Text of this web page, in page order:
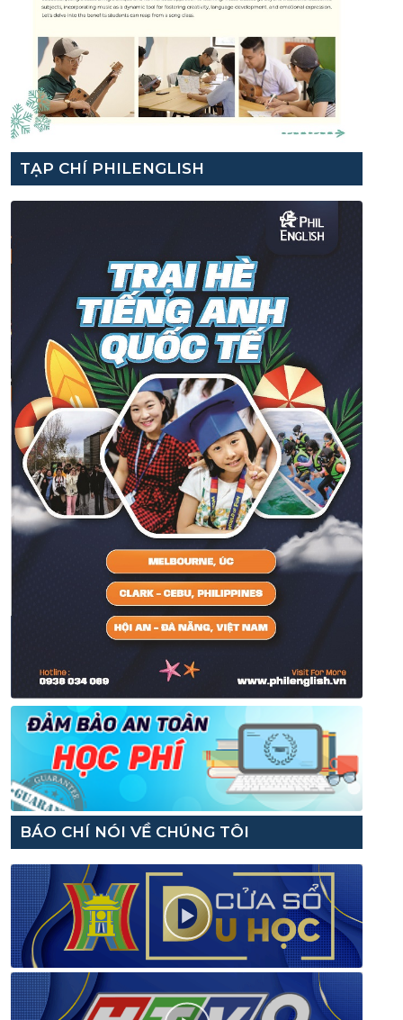
TẠP CHÍ PHILENGLISH
BÁO CHÍ NÓI VỀ CHÚNG TÔI